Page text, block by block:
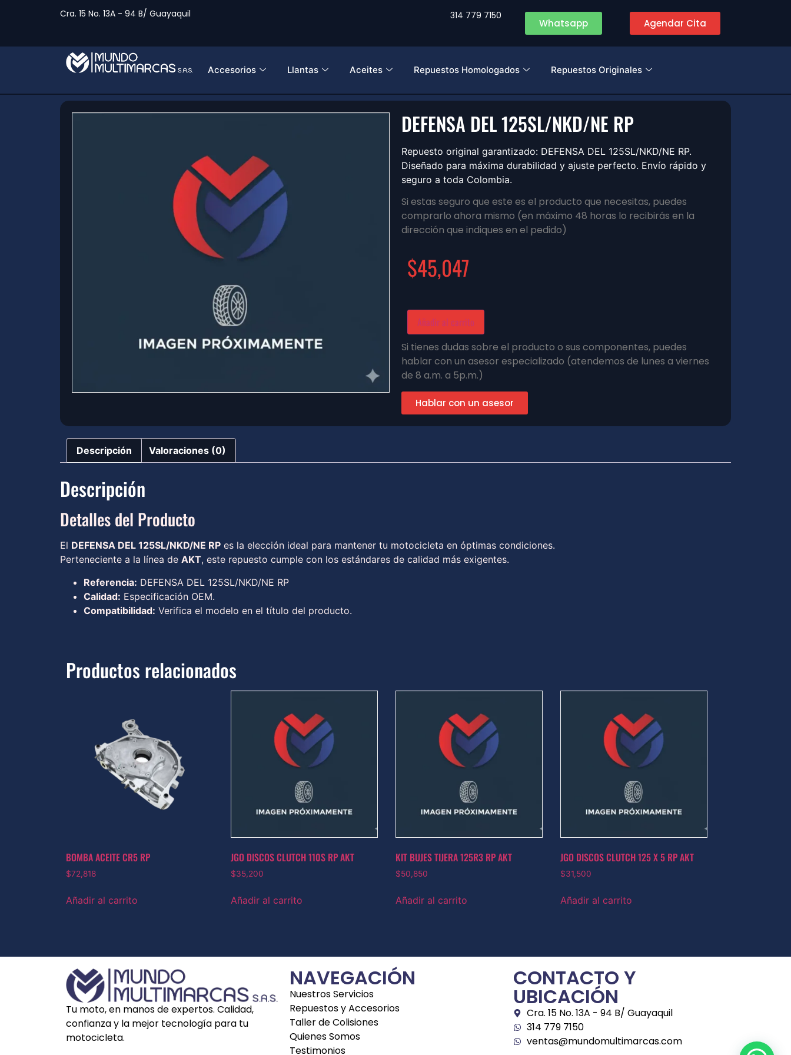
Cra. 15 No. 13A - 94 B/ Guayaquil 314 779 7150
Whatsapp Agendar Cita
Accesorios Llantas Aceites Repuestos Homologados Repuestos Originales
DEFENSA DEL 125SL/NKD/NE RP
Repuesto original garantizado: DEFENSA DEL 125SL/NKD/NE RP.
Diseñado para máxima durabilidad y ajuste perfecto. Envío rápido y
seguro a toda Colombia.
Si estas seguro que este es el producto que necesitas, puedes
comprarlo ahora mismo (en máximo 48 horas lo recibirás en la
dirección que indiques en el pedido)
$45,047
Añadir al carrito
Si tienes dudas sobre el producto o sus componentes, puedes
hablar con un asesor especializado (atendemos de lunes a viernes
de 8 a.m. a 5p.m.)
Hablar con un asesor
Descripción Valoraciones (0)
Descripción
Detalles del Producto
El DEFENSA DEL 125SL/NKD/NE RP es la elección ideal para mantener tu motocicleta en óptimas condiciones.
Perteneciente a la línea de AKT, este repuesto cumple con los estándares de calidad más exigentes.
Referencia: DEFENSA DEL 125SL/NKD/NE RP
Calidad: Especificación OEM.
Compatibilidad: Verifica el modelo en el título del producto.
Productos relacionados
BOMBA ACEITE CR5 RP
$72,818
Añadir al carrito
JGO DISCOS CLUTCH 110S RP AKT
$35,200
Añadir al carrito
KIT BUJES TIJERA 125R3 RP AKT
$50,850
Añadir al carrito
JGO DISCOS CLUTCH 125 X 5 RP AKT
$31,500
Añadir al carrito
Tu moto, en manos de expertos. Calidad,
confianza y la mejor tecnología para tu
motocicleta.
NAVEGACIÓN
Nuestros Servicios
Repuestos y Accesorios
Taller de Colisiones
Quienes Somos
Testimonios
CONTACTO Y
UBICACIÓN
Cra. 15 No. 13A - 94 B/ Guayaquil
314 779 7150
ventas@mundomultimarcas.com